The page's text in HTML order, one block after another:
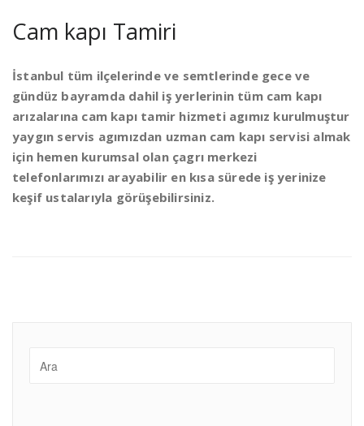
Cam kapı Tamiri
İstanbul tüm ilçelerinde ve semtlerinde gece ve
gündüz bayramda dahil iş yerlerinin tüm cam kapı
arızalarına cam kapı tamir hizmeti agımız kurulmuştur
yaygın servis agımızdan uzman cam kapı servisi almak
için hemen kurumsal olan çagrı merkezi
telefonlarımızı arayabilir en kısa sürede iş yerinize
keşif ustalarıyla görüşebilirsiniz.